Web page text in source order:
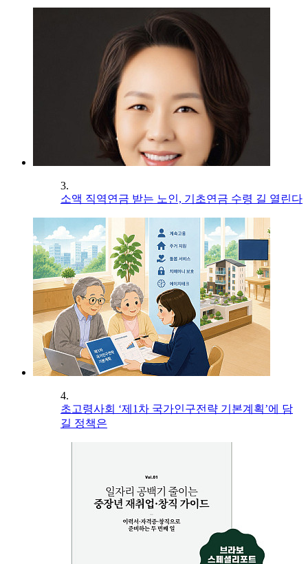
3.
소액 직역연금 받는 노인, 기초연금 수령 길 열린다
4.
초고령사회 ‘제1차 국가인구전략 기본계획’에 담
길 정책은